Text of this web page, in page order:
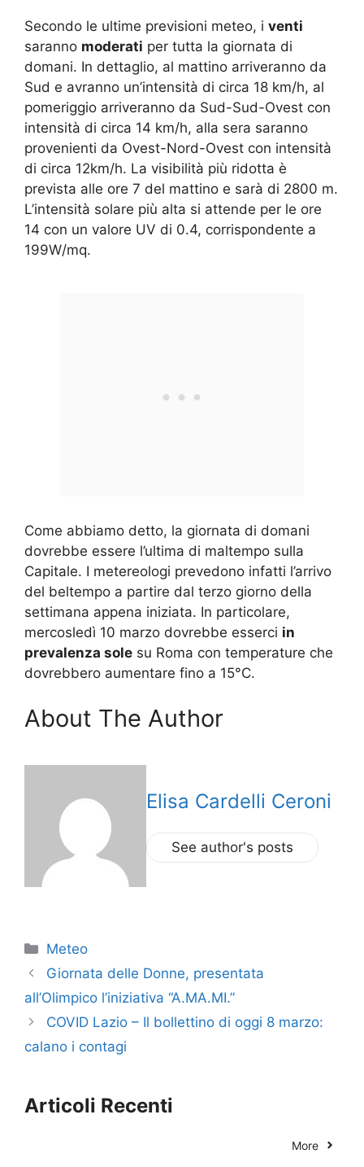
Secondo le ultime previsioni meteo, i venti
saranno moderati per tutta la giornata di
domani. In dettaglio, al mattino arriveranno da
Sud e avranno un’intensità di circa 18 km/h, al
pomeriggio arriveranno da Sud-Sud-Ovest con
intensità di circa 14 km/h, alla sera saranno
provenienti da Ovest-Nord-Ovest con intensità
di circa 12km/h. La visibilità più ridotta è
prevista alle ore 7 del mattino e sarà di 2800 m.
L’intensità solare più alta si attende per le ore
14 con un valore UV di 0.4, corrispondente a
199W/mq.
Come abbiamo detto, la giornata di domani
dovrebbe essere l’ultima di maltempo sulla
Capitale. I metereologi prevedono infatti l’arrivo
del beltempo a partire dal terzo giorno della
settimana appena iniziata. In particolare,
mercosledì 10 marzo dovrebbe esserci in
prevalenza sole su Roma con temperature che
dovrebbero aumentare fino a 15°C.
About The Author
Elisa Cardelli Ceroni
See author's posts
Categorie
Meteo
Giornata delle Donne, presentata
all’Olimpico l’iniziativa “A.MA.MI.”
COVID Lazio – Il bollettino di oggi 8 marzo:
calano i contagi
Articoli Recenti
More